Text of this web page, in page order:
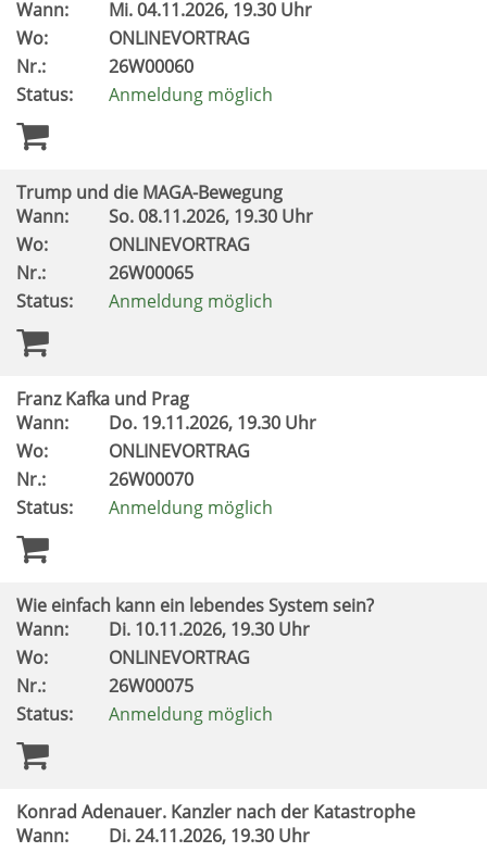
Wann: Mi.04.11.2026, 19.30 Uhr
Wo:
ONLINEVORTRAG
Nr.:
26W00060
Status:
Anmeldung möglich
Trump und die MAGA-Bewegung
Wann:
So.08.11.2026, 19.30 Uhr
Wo:
ONLINEVORTRAG
Nr.:
26W00065
Status:
Anmeldung möglich
Franz Kafka und Prag
Wann:
Do. 19.11.2026, 19.30 Uhr
Wo:
ONLINEVORTRAG
Nr.:
26W00070
Status:
Anmeldung möglich
Wie einfach kann ein lebendes System sein?
Wann:
Di. 10.11.2026, 19.30 Uhr
Wo:
ONLINEVORTRAG
Nr.:
26W00075
Status:
Anmeldung möglich
Konrad Adenauer. Kanzler nach der Katastrophe
Wann:
Di.24.11.2026, 19.30 Uhr